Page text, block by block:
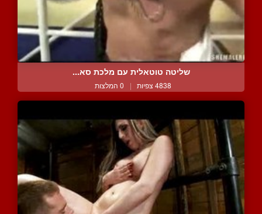
שליטה טוטאלית עם מלכת סא...
4838 צפיות | 0 המלצות